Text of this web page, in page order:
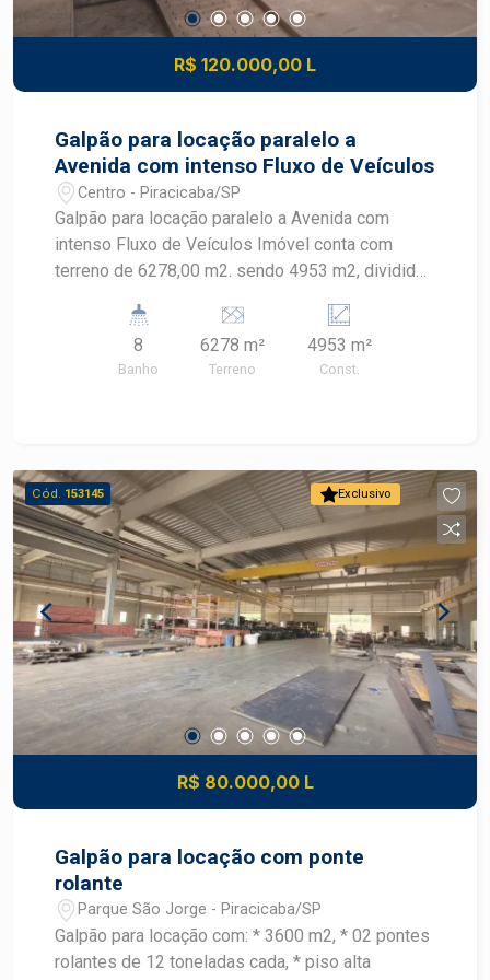
R$ 120.000,00 L
Galpão para locação paralelo a
Avenida com intenso Fluxo de Veículos
Centro - Piracicaba/SP
Galpão para locação paralelo a Avenida com
intenso Fluxo de Veículos Imóvel conta com
terreno de 6278,00 m2. sendo 4953 m2, dividido
resistência, portões grandes laterais, pé direito
10 metros * 01 galpão menor de 300 m2 *
escritório, vestiário, refeitório * 1300 m2 pátio de
próximo a região central, terminal de ônibus,
avenidas Independência, Armando Salles entre
outras.
8
Banho
6278 m²
Terreno
4953 m²
Const.
Exclusivo
Cód. 153145
R$ 80.000,00 L
Galpão para locação com ponte
rolante
Parque São Jorge - Piracicaba/SP
Galpão para locação com: * 3600 m2, * 02 pontes
rolantes de 12 toneladas cada, * piso alta